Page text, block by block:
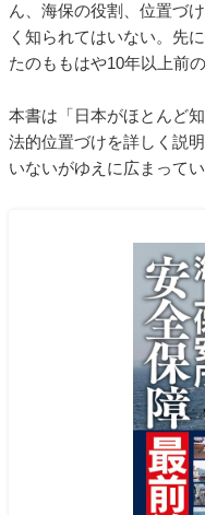
ん、海保の役割、位置づ
く知られてはいない。先
たのももはや10年以上前の
本書は「日本がほとんど
法的位置づけを詳しく説
いないがゆえに広まって